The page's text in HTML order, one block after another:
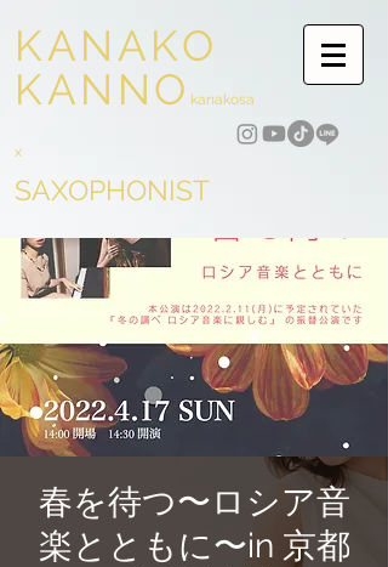
KANAKO
KANNO kanakosa
x
SAXOPHONIST
春を待つ〜ロシア音
楽とともに〜in 京都